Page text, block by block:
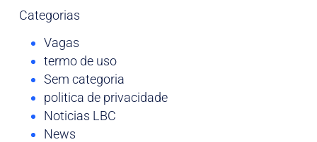
Categorias
Vagas
termo de uso
Sem categoria
politica de privacidade
Noticias LBC
News